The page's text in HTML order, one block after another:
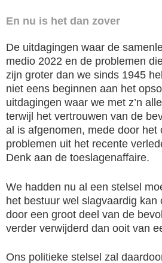
En nu is het dan zover
De uitdagingen waar de
medio 2022 en de problemen
zijn groter dan we sinds 1945
niet eens beginnen aan het
uitdagingen waar we met z’n
terwijl het vertrouwen van de
al is afgenomen, mede door het
problemen uit het recente
Denk aan de toeslagenaffaire.
We hadden nu al een stelsel
het bestuur wel slagvaardig kan
door een groot deel van de
verder verwijderd dan ooit van
Ons politieke stelsel zal